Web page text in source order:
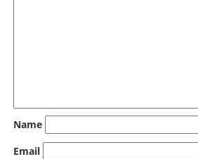
Name
Email